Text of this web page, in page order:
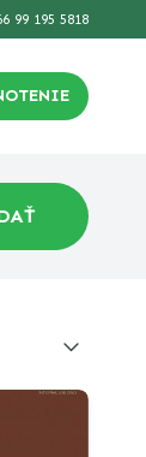
99 195 5818